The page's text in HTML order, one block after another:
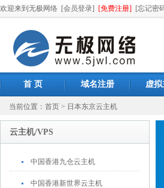
欢迎来到无极网络 [会员登录] [免费注册] [忘记密
首 页 域名注册 虚拟
当前位置： 首页 > 日本东京云主机
云主机/VPS
中国香港九仓云主机
中国香港新世界云主机